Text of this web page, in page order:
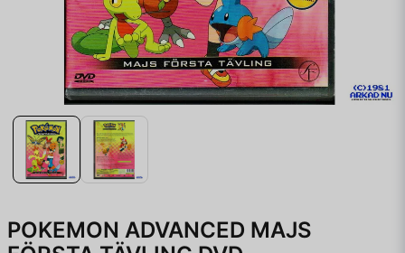
POKEMON ADVANCED MAJS